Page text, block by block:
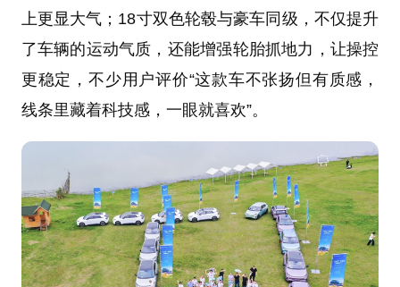
上更显大气；18寸双色轮毂与豪车同级，不仅提升
了车辆的运动气质，还能增强轮胎抓地力，让操控
更稳定，不少用户评价“这款车不张扬但有质感，
线条里藏着科技感，一眼就喜欢”。